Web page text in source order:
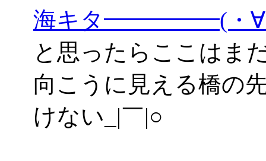
海キタ━━━━━(・
と思ったらここはま
向こうに見える橋の
けない_|￣|○